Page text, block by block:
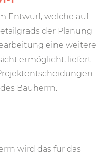
Entwurf, welche auf
der Planung
eine weitere
ermöglicht, liefert
Bauherrn.
wird das für das